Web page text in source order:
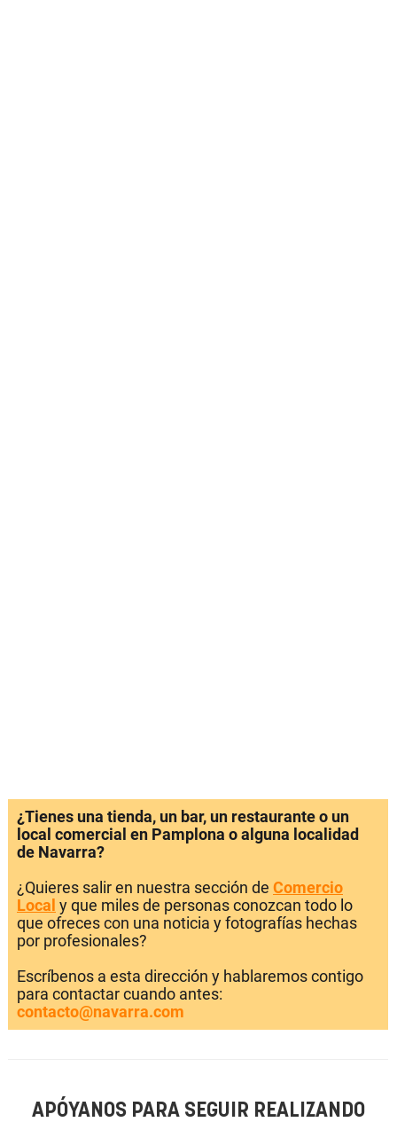
¿Tienes una tienda, un bar, un restaurante o un
local comercial en Pamplona o alguna localidad
de Navarra?
¿Quieres salir en nuestra sección de Comercio
Local y que miles de personas conozcan todo lo
que ofreces con una noticia y fotografías hechas
por profesionales?
Escríbenos a esta dirección y hablaremos contigo
para contactar cuando antes:
contacto@navarra.com
APÓYANOS PARA SEGUIR REALIZANDO